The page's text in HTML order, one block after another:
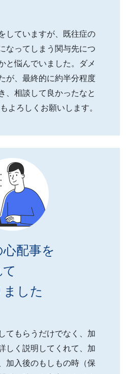
していますが、既往症の
なってしまう関与先につ
と悩んでいました。ダメ
が、最終的に約半分程度
、相談して良かったなと
よろしくお願いします。
配事を
した
てもらうだけでなく、加
しく説明してくれて、加
加入後のもしもの時（保